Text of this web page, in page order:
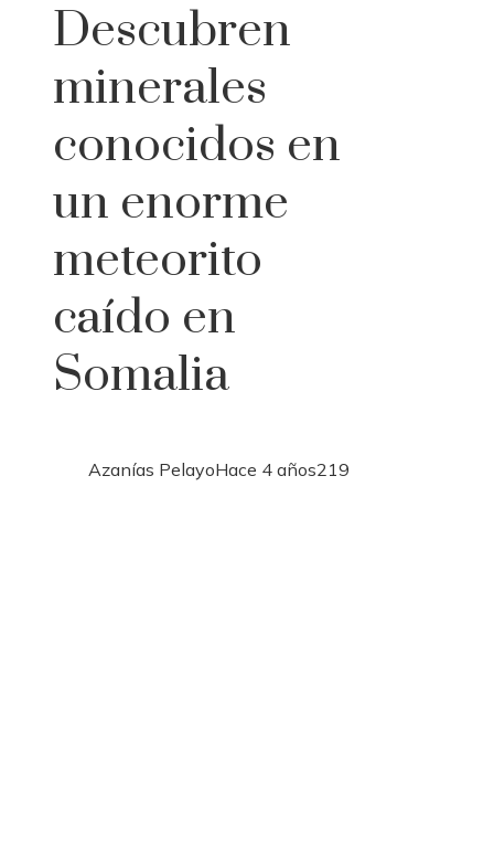
Descubren
minerales
conocidos en
un enorme
meteorito
caído en
Somalia
Azanías PelayoHace 4 años219